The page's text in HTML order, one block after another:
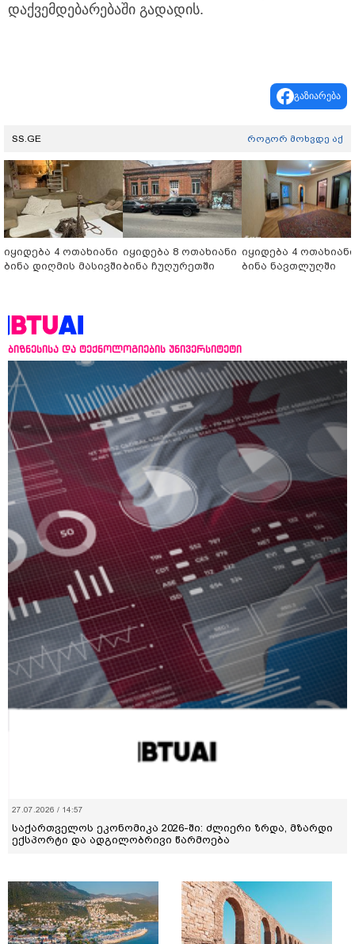
დაქვემდებარებაში გადადის.
გაზიარება
SS.GE როგორ მოხვდე აქ
იყიდება 4 ოთახიანი
ბინა დიღმის მასივში
იყიდება 8 ოთახიანი
ბინა ჩუღურეთში
იყიდება 4 ოთახიანი
ბინა ნავთლუღში
ბიზნესისა და ტექნოლოგიების უნივერსიტეტი
27.07.2026 / 14:57
საქართველოს ეკონომიკა 2026-ში: ძლიერი ზრდა, მზარდი
ექსპორტი და ადგილობრივი წარმოება